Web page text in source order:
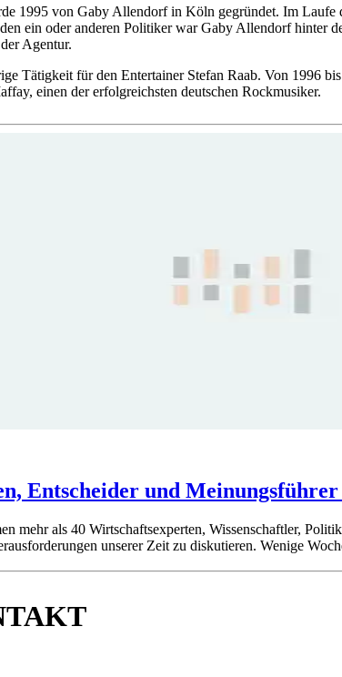
1995 von Gaby Allendorf in Köln gegründet. Im Laufe
ein oder anderen Politiker war Gaby Allendorf hinter
Agentur.
Tätigkeit für den Entertainer Stefan Raab. Von 1996
einen der erfolgreichsten deutschen Rockmusiker.
Entscheider und
mehr als 40 Wirtschaftsexperten, Wissenschaftler,
unserer Zeit zu diskutieren. Wenige